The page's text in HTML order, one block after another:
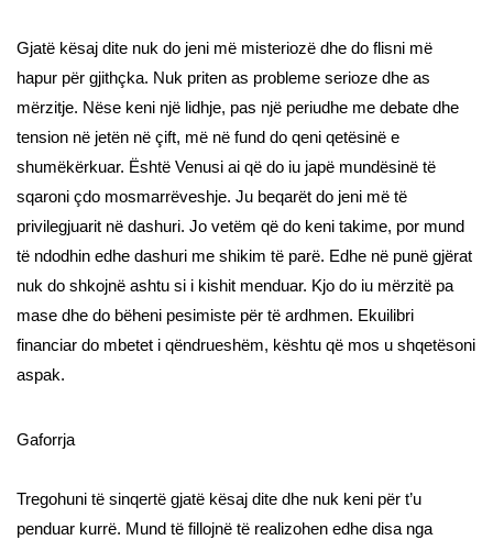
Gjatë kësaj dite nuk do jeni më misteriozë dhe do flisni më
hapur për gjithçka. Nuk priten as probleme serioze dhe as
mërzitje. Nëse keni një lidhje, pas një periudhe me debate dhe
tension në jetën në çift, më në fund do qeni qetësinë e
shumëkërkuar. Është Venusi ai që do iu japë mundësinë të
sqaroni çdo mosmarrëveshje. Ju beqarët do jeni më të
privilegjuarit në dashuri. Jo vetëm që do keni takime, por mund
të ndodhin edhe dashuri me shikim të parë. Edhe në punë gjërat
nuk do shkojnë ashtu si i kishit menduar. Kjo do iu mërzitë pa
mase dhe do bëheni pesimiste për të ardhmen. Ekuilibri
financiar do mbetet i qëndrueshëm, kështu që mos u shqetësoni
aspak.
Gaforrja
Tregohuni të sinqertë gjatë kësaj dite dhe nuk keni për t’u
penduar kurrë. Mund të fillojnë të realizohen edhe disa nga